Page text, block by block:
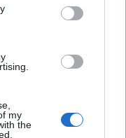
my
the
World